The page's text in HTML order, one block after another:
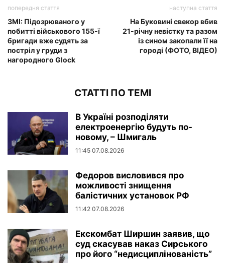
попередня стаття
ЗМІ: Підозрюваного у
побитті військового 155-ї
бригади вже судять за
постріл у груди з
нагородного Glock
наступна стаття
На Буковині свекор вбив
21-річну невістку та разом
із сином закопали її на
городі (ФОТО, ВІДЕО)
СТАТТІ ПО ТЕМІ
В Україні розподіляти
електроенергію будуть по-
новому, – Шмигаль
11:45 07.08.2026
Федоров висловився про
можливості знищення
балістичних установок РФ
11:42 07.08.2026
Екскомбат Ширшин заявив, що
суд скасував наказ Сирського
про його “недисциплінованість”